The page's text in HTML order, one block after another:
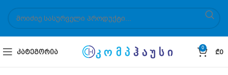
ᲙᲐᲢᲔᲒᲝᲠᲘᲐ
0
₾0